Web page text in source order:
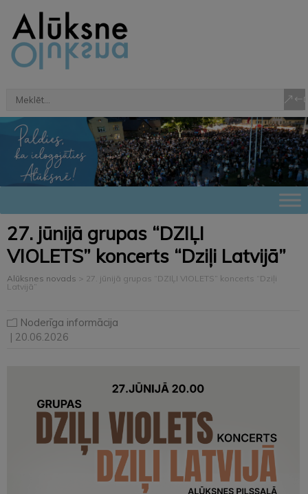
27. jūnijā grupas “DZIĻI
VIOLETS” koncerts “Dziļi Latvijā”
Alūksnes novads > 27. jūnijā grupas “DZIĻI VIOLETS” koncerts “Dziļi
Latvijā”
Noderīga informācija
| 20.06.2026